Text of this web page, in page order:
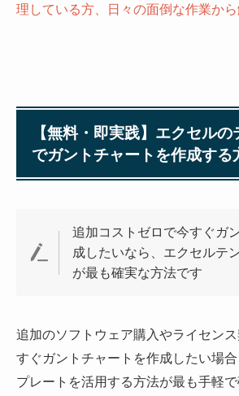
理している方、日々の面倒な作業から
【無料・即実践】エクセルの
でガントチャートを作成する
追加コストゼロで今すぐガ
成したいなら、エクセルテ
が最も確実な方法です
追加のソフトウェア購入やライセン
すぐガントチャートを作成したい場
プレートを活用する方法が最も手軽で